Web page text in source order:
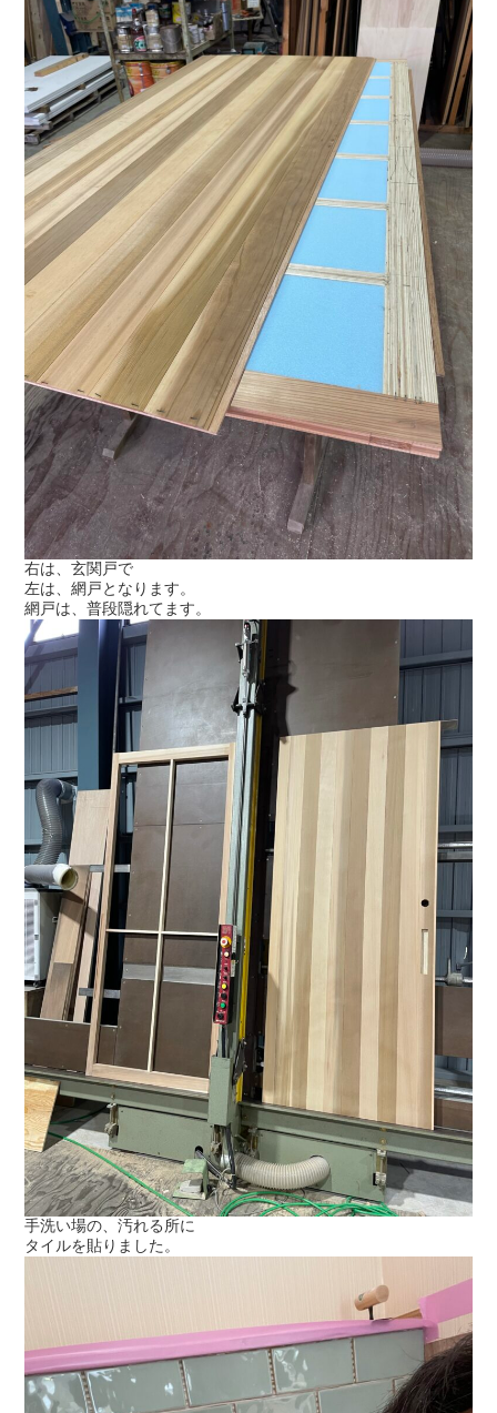
右は、玄関戸で
左は、網戸となります。
網戸は、普段隠れてます。
手洗い場の、汚れる所に
タイルを貼りました。